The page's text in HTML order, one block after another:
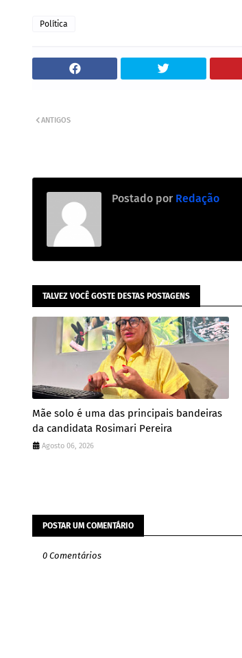
Política
ANTIGOS
Postado por Redação
TALVEZ VOCÊ GOSTE DESTAS POSTAGENS
Mãe solo é uma das principais bandeiras
da candidata Rosimari Pereira
Agosto 06, 2026
POSTAR UM COMENTÁRIO
0 Comentários